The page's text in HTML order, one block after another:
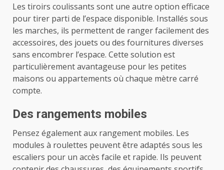
Les tiroirs coulissants sont une autre option efficace
pour tirer parti de l’espace disponible. Installés sous
les marches, ils permettent de ranger facilement des
accessoires, des jouets ou des fournitures diverses
sans encombrer l’espace. Cette solution est
particulièrement avantageuse pour les petites
maisons ou appartements où chaque mètre carré
compte.
Des rangements mobiles
Pensez également aux rangement mobiles. Les
modules à roulettes peuvent être adaptés sous les
escaliers pour un accès facile et rapide. Ils peuvent